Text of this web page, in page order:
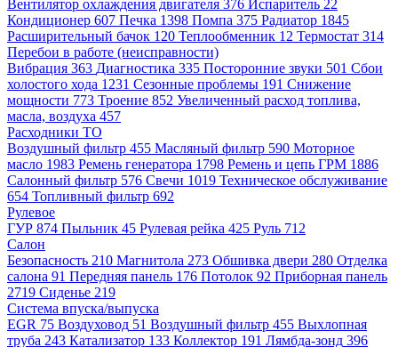
Вентилятор охлаждения двигателя 376 Испаритель 22
Кондиционер 607 Печка 1398 Помпа 375 Радиатор 1845
Расширительный бачок 120 Теплообменник 12 Термостат 314
Перебои в работе (неисправности)
Вибрация 363 Диагностика 335 Посторонние звуки 501 Сбои
холостого хода 1231 Сезонные проблемы 191 Снижение
мощности 773 Троение 852 Увеличенный расход топлива,
масла, воздуха 457
Расходники ТО
Воздушный фильтр 455 Масляный фильтр 590 Моторное
масло 1983 Ремень генератора 1798 Ремень и цепь ГРМ 1886
Салонный фильтр 576 Свечи 1019 Техническое обслуживание
654 Топливный фильтр 692
Рулевое
ГУР 874 Пыльник 45 Рулевая рейка 425 Руль 712
Салон
Безопасность 210 Магнитола 273 Обшивка двери 280 Отделка
салона 91 Передняя панель 176 Потолок 92 Приборная панель
2719 Сиденье 219
Система впуска/выпуска
EGR 75 Воздуховод 51 Воздушный фильтр 455 Выхлопная
труба 243 Катализатор 133 Коллектор 191 Лямбда-зонд 396